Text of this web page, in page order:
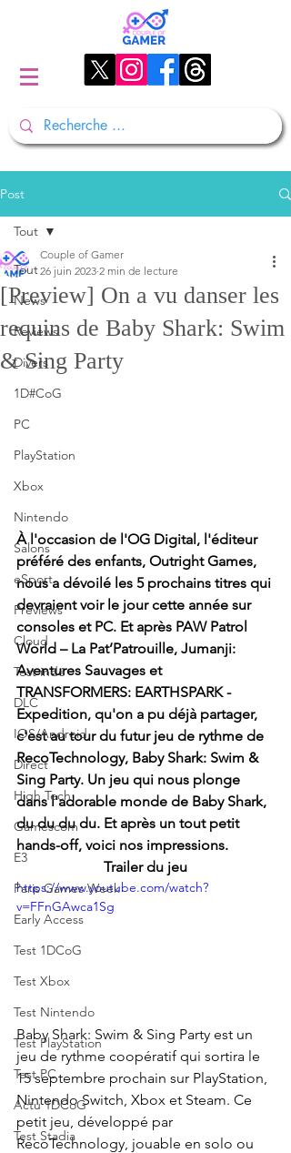
Post
Tout
News
Reviews
Divers
1D#CoG
PC
PlayStation
Xbox
Nintendo
Salons
eSport
Previews
Cloud
Test indé
DLC
IOS/Android
Direct
High Tech
Gamescom
E3
Paris Games Week
Early Access
Test 1DCoG
Test Xbox
Test Nintendo
Test PlayStation
Test PC
Actu 1DCoG
Test Stadia
Tout
[Preview] On a vu danser les
requins de Baby Shark: Swim
& Sing Party
Couple of Gamer
26 juin 2023 2 min de lecture
À l'occasion de l'OG Digital, l'éditeur
préféré des enfants, Outright Games,
nous a dévoilé les 5 prochains titres qui
devraient voir le jour cette année sur
consoles et PC. Et après PAW Patrol
World – La Pat’Patrouille, Jumanji:
Aventures Sauvages et
TRANSFORMERS: EARTHSPARK -
Expedition, qu'on a pu déjà partager,
c'est au tour du futur jeu de rythme de
RecoTechnology, Baby Shark: Swim &
Sing Party. Un jeu qui nous plonge
dans l'adorable monde de Baby Shark,
du du du du. Et après un tout petit
hands-off, voici nos impressions.
Trailer du jeu
https://www.youtube.com/watch?
v=FFnGAwca1Sg
Baby Shark: Swim & Sing Party est un
jeu de rythme coopératif qui sortira le
15 septembre prochain sur PlayStation,
Nintendo Switch, Xbox et Steam. Ce
petit jeu, développé par
RecoTechnology, jouable en solo ou